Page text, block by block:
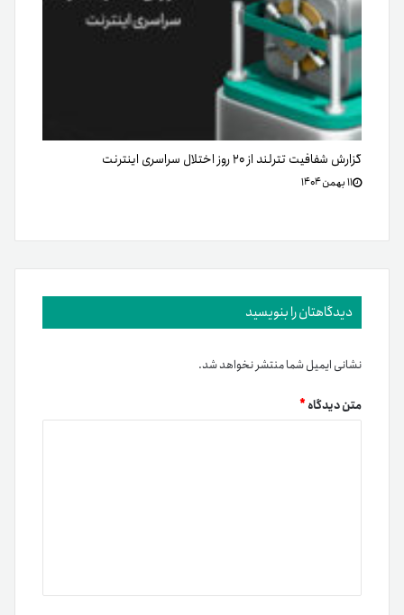
گزارش شفافیت تترلند از ۲۰ روز اختلال سراسری اینترنت
۱۱ بهمن ۱۴۰۴
دیدگاهتان را بنویسید
نشانی ایمیل شما منتشر نخواهد شد.
متن دیدگاه*